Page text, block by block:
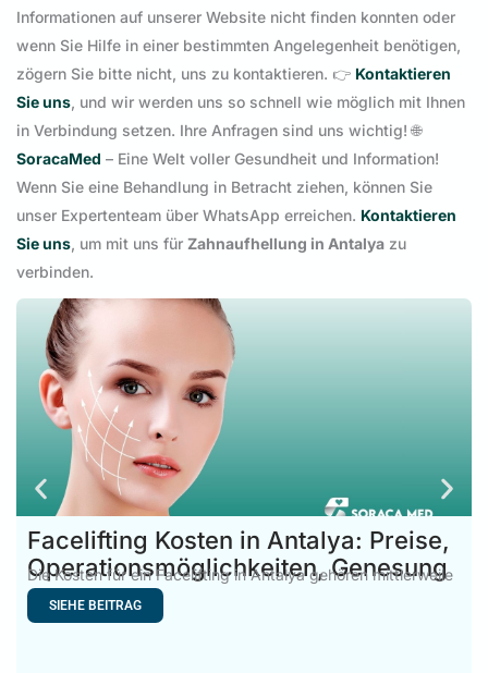
Informationen auf unserer Website nicht finden konnten oder
wenn Sie Hilfe in einer bestimmten Angelegenheit benötigen,
zögern Sie bitte nicht, uns zu kontaktieren. 👉 Kontaktieren
Sie uns, und wir werden uns so schnell wie möglich mit Ihnen
in Verbindung setzen. Ihre Anfragen sind uns wichtig! 🌐
SoracaMed – Eine Welt voller Gesundheit und Information!
Wenn Sie eine Behandlung in Betracht ziehen, können Sie
unser Expertenteam über WhatsApp erreichen. Kontaktieren
Sie uns, um mit uns für Zahnaufhellung in Antalya zu
verbinden.
Facelifting Kosten in Antalya: Preise,
Operationsmöglichkeiten, Genesung
Die Kosten für ein Facelifting in Antalya gehören mittlerweile
zu
SIEHE BEITRAG